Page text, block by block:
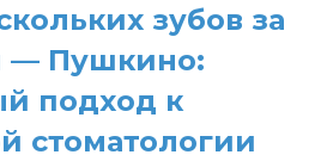
зубов за
— Пушкино:
подход к
стоматологии